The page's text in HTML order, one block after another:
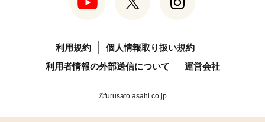
利用規約
個人情報取り扱い規約
利用者情報の外部送信について
運営会社
©furusato.asahi.co.jp